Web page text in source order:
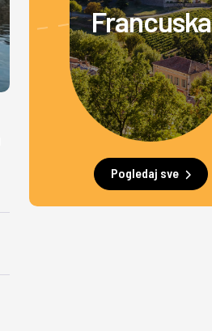
Francuska
Pogledaj sve